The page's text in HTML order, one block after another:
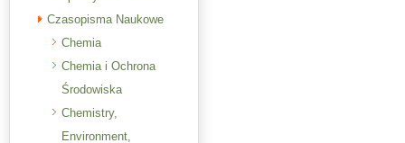
Czasopisma Naukowe
Chemia
Chemia i Ochrona
Środowiska
Chemistry,
Environment,